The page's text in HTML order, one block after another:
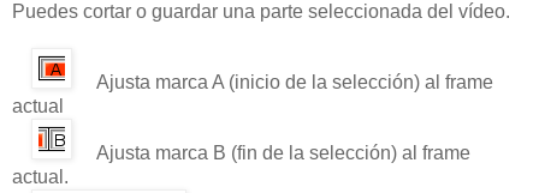
Puedes cortar o guardar una parte seleccionada del vídeo.
Ajusta marca A (inicio de la selección) al frame
actual
Ajusta marca B (fin de la selección) al frame
actual.